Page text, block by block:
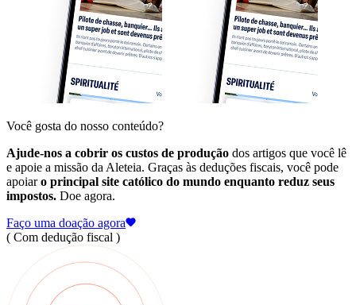
Você gosta do nosso conteúdo?
Ajude-nos a cobrir os custos de produção dos artigos que você lê
e apoie a missão da Aleteia. Graças às deduções fiscais, você pode
apoiaro principal site católico do mundo enquanto reduz seus
impostos. Doe agora.
Faço uma doação agora
( Com dedução fiscal )